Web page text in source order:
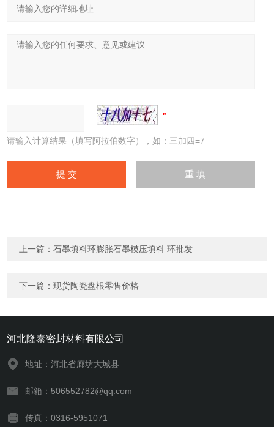
请输入计算结果（填写阿拉伯数字），如：三加四=7
上一篇：石墨填料环膨胀石墨模压填料 环批发
下一篇：现货陶瓷盘根零售价格
河北隆泰密封材料有限公司
地址：河北省廊坊大城县
邮箱：506552782@qq.com
传真：0316-5951071